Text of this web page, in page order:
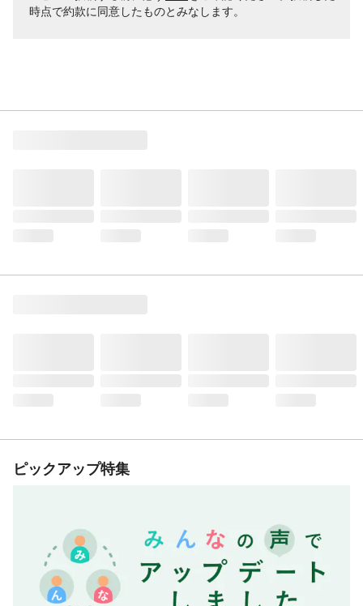
時点で約款に同意したものとみなします。
ピックアップ特集